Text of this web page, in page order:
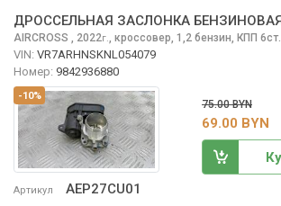
-10%
Артикул AEP27CU01
ДРОССЕЛЬНАЯ ЗАСЛОНКА
AIRCROSS
, 2022г. кроссовер, 1,2 бензин, КПП 6ст.
VIN: VR7ARHNSKNL054079
Номер: 9842936880
75.00 BYN
69.00 BYN